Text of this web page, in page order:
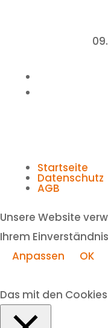
Startseite
Datenschutz
AGB
Unsere Website
Ihrem
Anpassen
OK
Das mit den Cookies